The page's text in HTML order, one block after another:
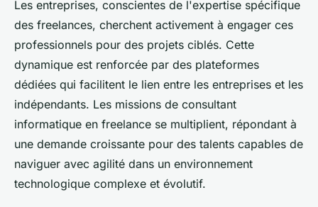
Les entreprises, conscientes de l'expertise spécifique
des freelances, cherchent activement à engager ces
professionnels pour des projets ciblés. Cette
dynamique est renforcée par des plateformes
dédiées qui facilitent le lien entre les entreprises et les
indépendants. Les missions de consultant
informatique en freelance se multiplient, répondant à
une demande croissante pour des talents capables de
naviguer avec agilité dans un environnement
technologique complexe et évolutif.